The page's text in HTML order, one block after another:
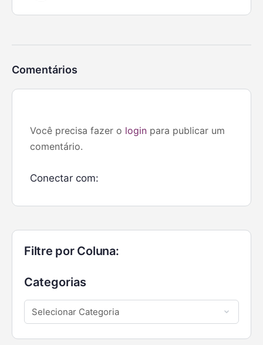
Comentários
Você precisa fazer o login para publicar um
comentário.
Conectar com:
Filtre por Coluna:
Categorias